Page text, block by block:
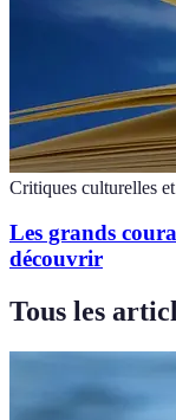
Critiques culturelles
Les grands
découvrir
Tous les